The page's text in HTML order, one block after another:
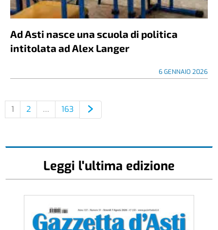
Ad Asti nasce una scuola di politica
intitolata ad Alex Langer
6 GENNAIO 2026
1 2 … 163
Leggi l'ultima edizione